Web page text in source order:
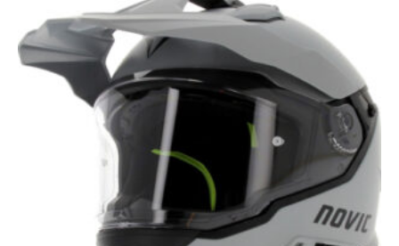
product
variaties.
Deze
optie
gekozen
op
de
productpagina